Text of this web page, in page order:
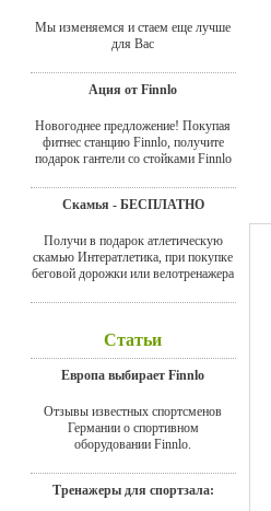
Мы изменяемся и стаем еще лучше
для Вас
Ация от Finnlo
Новогоднее предложение! Покупая
фитнес станцию Finnlo, получите
подарок гантели со стойками Finnlo
Скамья - БЕСПЛАТНО
Получи в подарок атлетическую
скамью Интератлетика, при покупке
беговой дорожки или велотренажера
Статьи
Европа выбирает Finnlo
Отзывы известных спортсменов
Германии о спортивном
оборудовании Finnlo.
Тренажеры для спортзала: